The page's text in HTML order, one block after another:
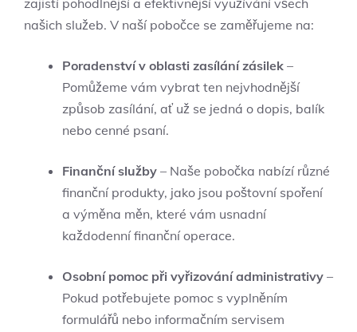
zajistí pohodlnější a efektivnější využívání všech
našich služeb. V naší pobočce se zaměřujeme na:
Poradenství v oblasti zasílání zásilek –
Pomůžeme vám vybrat ten nejvhodnější
způsob zasílání, ať už se jedná o dopis, balík
nebo cenné psaní.
Finanční služby – Naše pobočka nabízí různé
finanční produkty, jako jsou poštovní spoření
a výměna měn, které vám usnadní
každodenní finanční operace.
Osobní pomoc při vyřizování administrativy –
Pokud potřebujete pomoc s vyplněním
formulářů nebo informačním servisem